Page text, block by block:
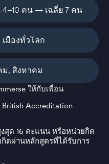
คน → เฉลี่ย 7 คน
เมืองทั่วโลก
, สิงหาคม
ให้กับเพื่อน
Accreditation
สุด 16 คะแนน หรือหน่วยกิต
ตผ่านหลักสูตรที่ได้รับการ